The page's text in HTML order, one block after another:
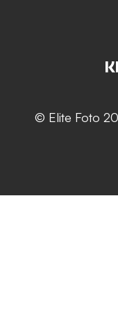
© Elite Foto